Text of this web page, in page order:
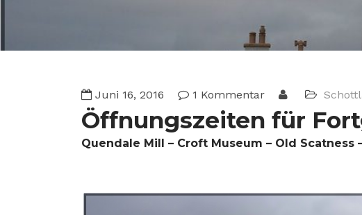
Juni 16, 2016 1 Kommentar
Öffnungszeiten für
Quendale Mill – Croft Museum – Old Scatness